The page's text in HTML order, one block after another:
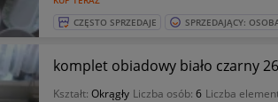
CZĘSTO SPRZEDAJE SPRZEDAJĄCY:
komplet obiadowy biało czarny
Kształt: Okrągły Liczba osób: 6 Liczba